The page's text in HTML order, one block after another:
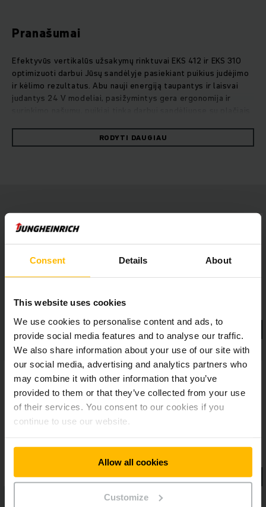
Consent Details About
This website uses cookies
We use cookies to personalise content and ads, to
provide social media features and to analyse our traffic.
We also share information about your use of our site with
our social media, advertising and analytics partners who
may combine it with other information that you’ve
provided to them or that they’ve collected from your use
of their services. You consent to our cookies if you
continue to use our website.
Allow all cookies
Customize
Pranašumai
Efektyvūs vertikalūs užsakymų rinktuvai EKS 412 ir EKS 310
optimizuoti darbui Jūsų sandėlyje pasiekiant puikius judėjimo
ir kėlimo rezultatus. Abu nauji energiją taupantys ir laisvai
judantys 24 V modeliai, pasižymintys gera ergonomija ir
rinktuvais taip pat be vargo galima dirbti didesniame nei 10
metrų aukštyje. Dėl daugybės individualiai pasirenkamų
technologiją ar švino rūgšties akumuliatorius: dirbdami mūsų
naujais vertikaliais užsakymų rinktuvais EKS 412 ir EKS 310
pasieksite optimalų surinkimo našumą ir įtikinamai
sutaupysite energijos.
RODYTI DAUGIAU